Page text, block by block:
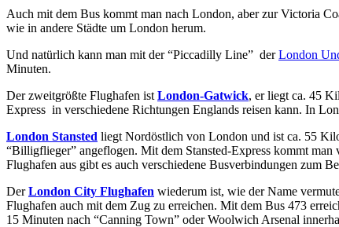
Auch mit dem Bus kommt man nach London, aber zur Victoria
wie in andere Städte um London herum.
Und natürlich kann man mit der “Piccadilly Line” derLondon
Minuten.
Der zweitgrößte Flughafen ist London-Gatwick, er liegt ca. 45
Express in verschiedene Richtungen Englands reisen kann. In
London Stansted liegt Nordöstlich von London und ist ca. 55
“Billigflieger” angeflogen. Mit dem Stansted-Express kommt
Flughafen aus gibt es auch verschiedene Busverbindungen zum
DerLondon City Flughafen wiederum ist, wie der Name
Flughafen auch mit dem Zug zu erreichen. Mit dem Bus 473
15 Minuten nach “Canning Town” oder Woolwich Arsenal